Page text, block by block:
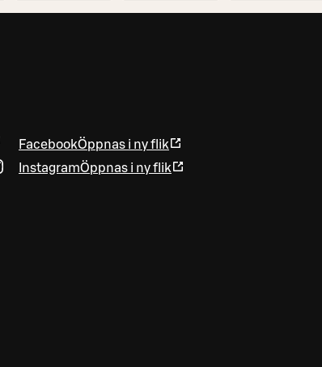
FacebookÖppnas i ny flik
InstagramÖppnas i ny flik